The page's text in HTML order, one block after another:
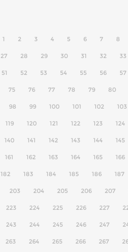
1 2 3 4 5 6 7 8
27 28 29 30 31 32 33
51 52 53 54 55 56 57
75 76 77 78 79 80
98 99 100 101 102 103
119 120 121 122 123 124
140 141 142 143 144 145
161 162 163 164 165 166
182 183 184 185 186 187
203 204 205 206 207
223 224 225 226 227
243 244 245 246 247
263 264 265 266 267